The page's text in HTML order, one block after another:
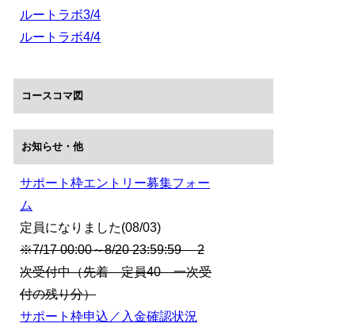
ルートラボ3/4
ルートラボ4/4
コースコマ図
お知らせ・他
サポート枠エントリー募集フォー
ム
定員になりました(08/03)
※7/17 00:00～8/20 23:59:59 2
次受付中（先着 定員40 一次受
付の残り分）
サポート枠申込／入金確認状況